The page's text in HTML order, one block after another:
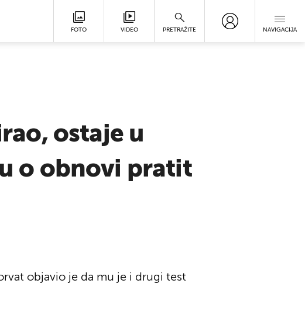
FOTO VIDEO PRETRAŽITE NAVIGACIJA
ostaje u
o obnovi pratit
objavio je da mu je i drugi test